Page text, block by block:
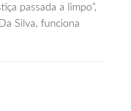
passada a limpo”,
Silva, funciona